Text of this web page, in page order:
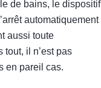
de bains, le dispositif
automatiquement
aussi toute
tout, il n’est pas
en pareil cas.